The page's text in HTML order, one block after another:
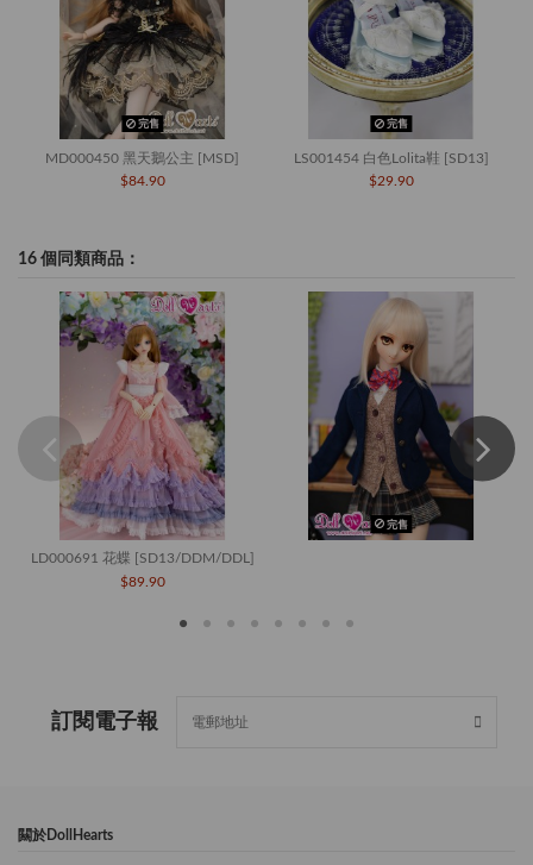
完售
MD000450 黑天鵝公主 [MSD]
$84.90
完售
LS001454 白色Lolita鞋 [SD13]
$29.90
16 個同類商品：
LD000691 花蝶 [SD13/DDM/DDL]
$89.90
完售
訂閱電子報
闗於DollHearts